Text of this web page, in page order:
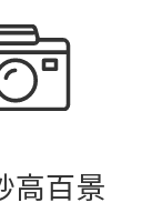
高百景